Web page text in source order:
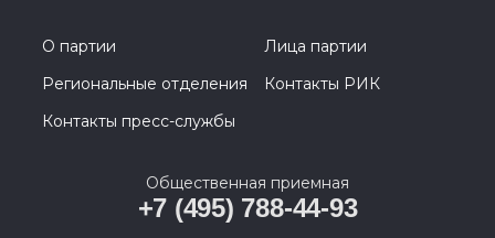
О партии
Лица партии
Региональные отделения
Контакты РИК
Контакты пресс-службы
Общественная приемная
+7 (495) 788-44-93